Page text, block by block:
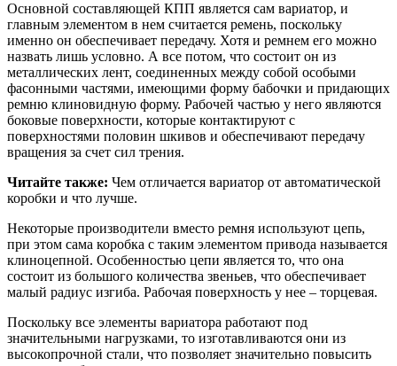
Основной составляющей КПП является сам вариатор, и
главным элементом в нем считается ремень, поскольку
именно он обеспечивает передачу. Хотя и ремнем его можно
назвать лишь условно. А все потом, что состоит он из
металлических лент, соединенных между собой особыми
фасонными частями, имеющими форму бабочки и придающих
ремню клиновидную форму. Рабочей частью у него являются
боковые поверхности, которые контактируют с
поверхностями половин шкивов и обеспечивают передачу
вращения за счет сил трения.
Читайте также: Чем отличается вариатор от автоматической
коробки и что лучше.
Некоторые производители вместо ремня используют цепь,
при этом сама коробка с таким элементом привода называется
клиноцепной. Особенностью цепи является то, что она
состоит из большого количества звеньев, что обеспечивает
малый радиус изгиба. Рабочая поверхность у нее – торцевая.
Поскольку все элементы вариатора работают под
значительными нагрузками, то изготавливаются они из
высокопрочной стали, что позволяет значительно повысить